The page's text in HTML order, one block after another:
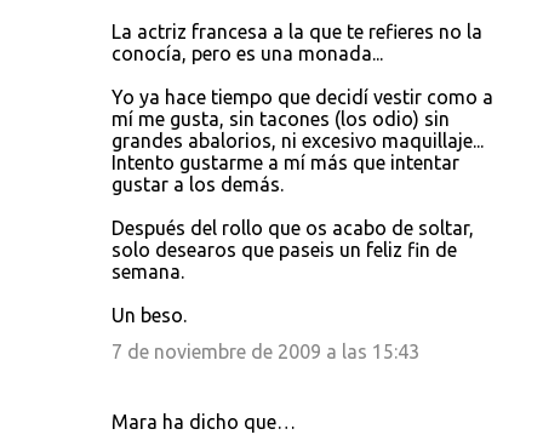
La actriz francesa a la que te refieres no la
conocía, pero es una monada...
Yo ya hace tiempo que decidí vestir como a
mí me gusta, sin tacones (los odio) sin
grandes abalorios, ni excesivo maquillaje...
Intento gustarme a mí más que intentar
gustar a los demás.
Después del rollo que os acabo de soltar,
solo desearos que paseis un feliz fin de
semana.
Un beso.
7 de noviembre de 2009 a las 15:43
Mara ha dicho que…